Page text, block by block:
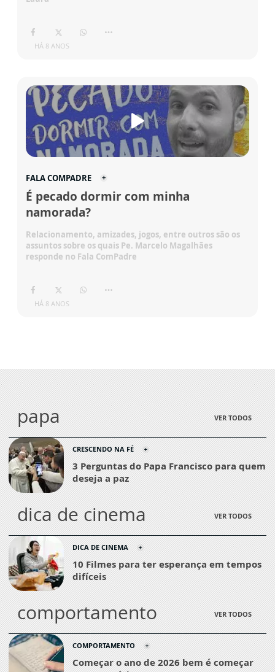
HÁ 8 ANOS
FALA COMPADRE
É pecado dormir com minha
namorada?
Relacionamento, amizades, jogos, entre outros são os
assuntos sobre os quais Pe. Marcelo Magalhães
responde no Fala ComPadre
HÁ 8 ANOS
papa VER TODOS
CRESCENDO NA FÉ
3 Perguntas do Papa Francisco para quem
deseja a paz
dica de cinema VER TODOS
DICA DE CINEMA
10 Filmes para ter esperança em tempos
difíceis
comportamento VER TODOS
COMPORTAMENTO
Começar o ano de 2026 bem é começar